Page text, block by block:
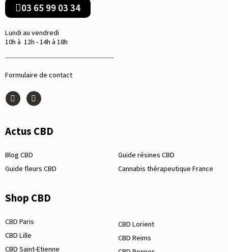
03 65 99 03 34
Lundi au vendredi
10h à 12h - 14h à 18h
Formulaire de contact
Actus CBD
Blog CBD
Guide fleurs CBD
Guide résines CBD
Cannabis thérapeutique France
Shop CBD
CBD Paris
CBD Lille
CBD Saint-Etienne
CBD Lorient
CBD Reims